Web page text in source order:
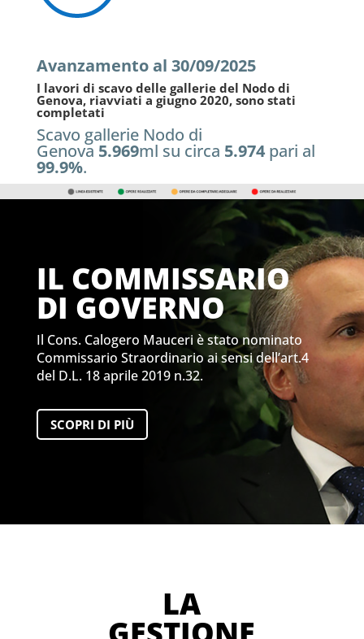
Avanzamento al 30/09/2025
I lavori di scavo delle gallerie del Nodo di
Genova, riavviati a giugno 2020, sono stati
completati
Scavo gallerie Nodo di
Genova 5.969ml su circa 5.974pari al
99.9%.
IL COMMISSARIO
DI GOVERNO
Il Cons. Calogero Mauceri è stato nominato
Commissario Straordinario ai sensi dell’art.4
del D.L. 18 aprile 2019 n.32.
SCOPRI DI PIÙ
LA